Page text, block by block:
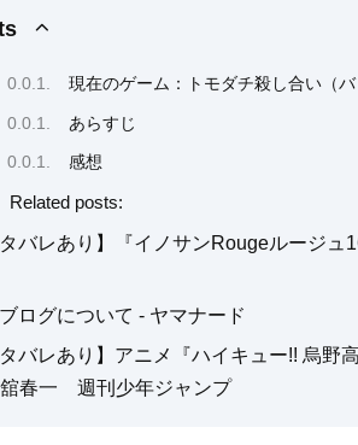
現在のゲーム：トモダチ殺し合い（
あらすじ
感想
Related posts:
タバレあり】『イノサンRougeルージ
ログについて - ヤマナード
タバレあり】アニメ『ハイキュー!! 烏
春一 週刊少年ジャンプ